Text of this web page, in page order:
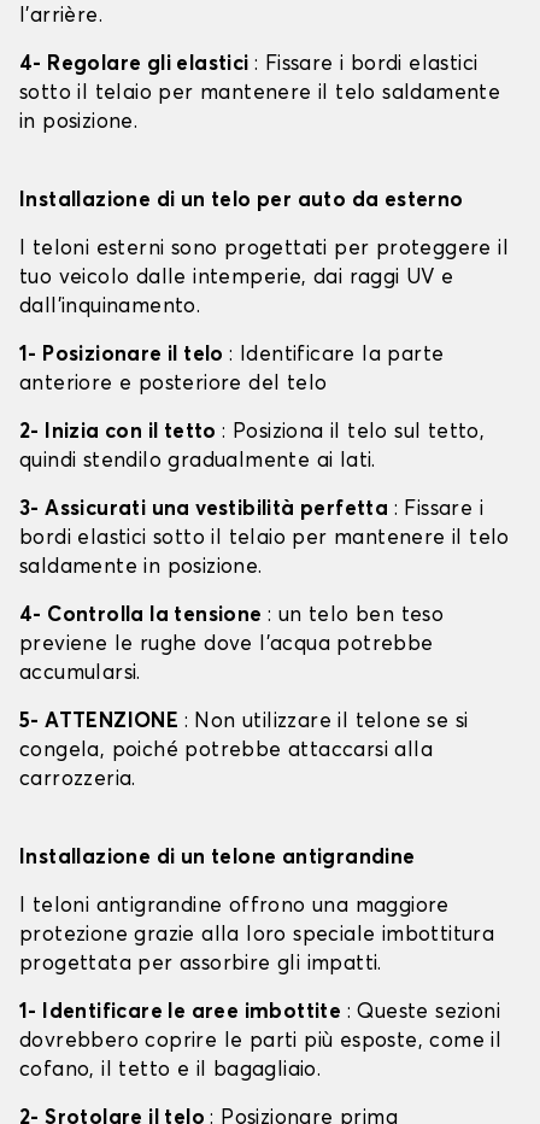
l'arrière.
4- Regolare gli elastici : Fissare i bordi elastici
sotto il telaio per mantenere il telo saldamente
in posizione.
Installazione di un telo per auto da esterno
I teloni esterni sono progettati per proteggere il
tuo veicolo dalle intemperie, dai raggi UV e
dall'inquinamento.
1- Posizionare il telo: Identificare la parte
anteriore e posteriore del telo
2- Inizia con il tetto: Posiziona il telo sul tetto,
quindi stendilo gradualmente ai lati.
3- Assicurati una vestibilità perfetta : Fissare i
bordi elastici sotto il telaio per mantenere il telo
saldamente in posizione.
4- Controlla la tensione : un telo ben teso
previene le rughe dove l'acqua potrebbe
accumularsi.
5- ATTENZIONE : Non utilizzare il telone se si
congela, poiché potrebbe attaccarsi alla
carrozzeria.
Installazione di un telone antigrandine
I teloni antigrandine offrono una maggiore
protezione grazie alla loro speciale imbottitura
progettata per assorbire gli impatti.
1- Identificare le aree imbottite : Queste sezioni
dovrebbero coprire le parti più esposte, come il
cofano, il tetto e il bagagliaio.
2- Srotolare il telo: Posizionare prima